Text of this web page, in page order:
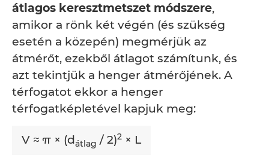
átlagos keresztmetszet módszere,
amikor a rönk két végén (és szükség
esetén a közepén) megmérjük az
átmérőt, ezekből átlagot számítunk, és
azt tekintjük a henger átmérőjének. A
térfogatot ekkor a henger
térfogatképletével kapjuk meg:
V ≈ π × (dátlag / 2)2 × L